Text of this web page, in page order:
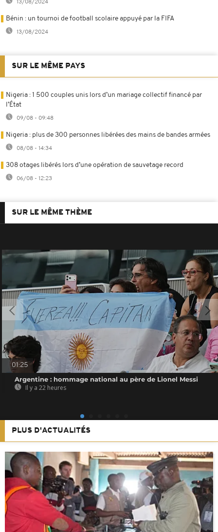
13/08/2024
Bénin : un tournoi de football scolaire appuyé par la FIFA
13/08/2024
SUR LE MÊME PAYS
Nigeria : 1 500 couples unis lors d’un mariage collectif financé par
l’État
09/08 - 09:48
Nigeria : plus de 300 personnes libérées des mains de bandes armées
08/08 - 14:34
308 otages libérés lors d’une opération de sauvetage record
06/08 - 12:23
SUR LE MÊME THÈME
01:25
Argentine : hommage national au père de Lionel Messi
Il y a 22 heures
PLUS D'ACTUALITÉS